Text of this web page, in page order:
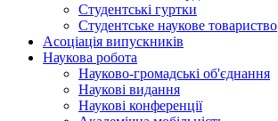
Студентські гуртки
Студентське наукове товариство
Асоціація випускників
Наукова робота
Науково-громадські об'єднання
Наукові видання
Наукові конференції